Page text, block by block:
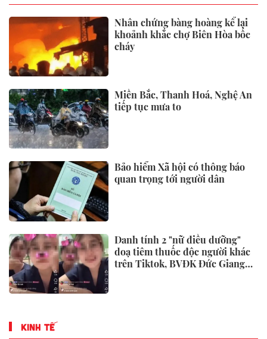
Nhân chứng bàng hoàng kể lại
khoảnh khắc chợ Biên Hòa bốc
cháy
Miền Bắc, Thanh Hoá, Nghệ An
tiếp tục mưa to
Bảo hiểm Xã hội có thông báo
quan trọng tới người dân
Danh tính 2 "nữ điều dưỡng"
doạ tiêm thuốc độc người khác
trên Tiktok, BVĐK Đức Giang
KINH TẾ